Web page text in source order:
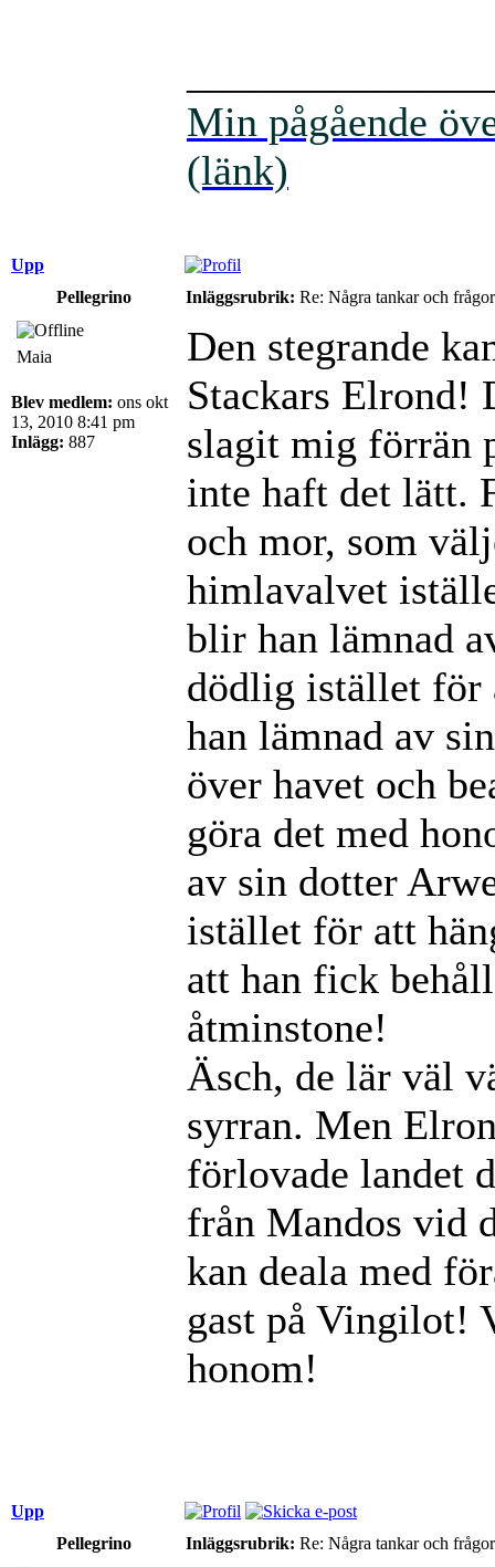
Min pågående
(länk)
Upp
Pellegrino
Inläggsrubrik: Re: Några tankar och
Maia
Blev medlem: ons okt
13, 2010 8:41 pm
Inlägg: 887
Den stegrande
Stackars Elrond!
slagit mig förrän
inte haft det lätt.
och mor, som
himlavalvet
blir han lämnad
dödlig istället för
han lämnad av
över havet och
göra det med
av sin dotter
istället för att
att han fick
åtminstone!
Äsch, de lär väl
syrran. Men
förlovade landet
från Mandos vid
kan deala med
gast på Vingilot!
honom!
Upp
Pellegrino
Inläggsrubrik: Re: Några tankar och